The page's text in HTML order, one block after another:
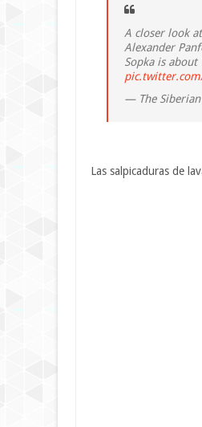
A closer look
Alexander
Sopka is
— The Siberian
Las salpicaduras de